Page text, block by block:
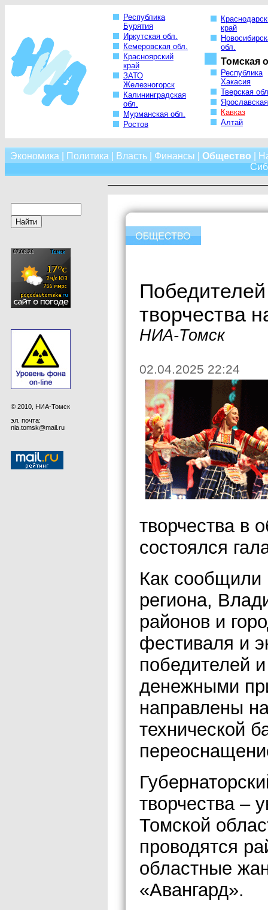
Республика
Бурятия
Иркутская обл.
Кемеровская обл.
Красноярский
край
ЗАТО
Железногорск
Калининградская
обл.
Мурманская обл.
Ростов
край
обл.
Томская
Республика
Хакасия
Тверская
Кавказ
Алтай
Экономика Политика Власть| Финансы Общество
© 2010, НИА-Томск
эл. почта:
nia.tomsk@mail.ru
творчества
НИА-Томск
02.04.2025 22:24
творчества в
состоялся
Как
региона,
районов и
фестиваля и
победителей
денежными
направлены
технической
творчества –
Томской
проводятся
областные
«Авангард».